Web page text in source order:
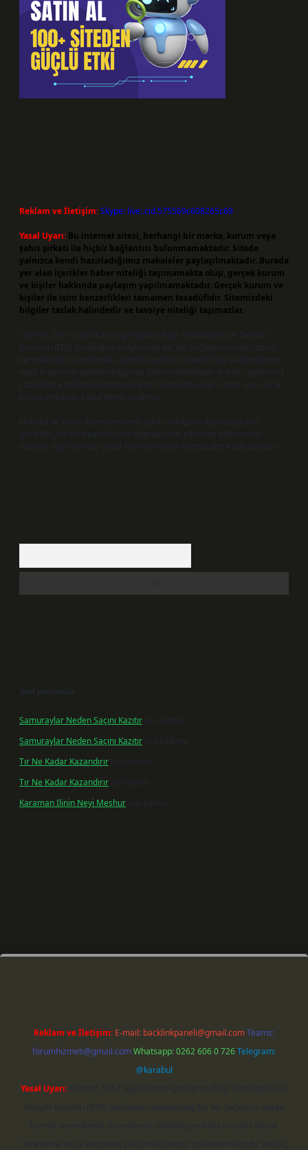
Reklam ve İletişim:Skype: live:.cid.575569c608265c69
Yasal Uyarı: Bu internet sitesi, herhangi bir marka, kurum veya
şahıs şirketi ile hiçbir bağlantısı bulunmamaktadır. Sitede
yalnızca kendi hazırladığımız makaleler paylaşılmaktadır. Burada
yer alan içerikler haber niteliği taşımamakta olup, gerçek kurum
ve kişiler hakkında paylaşım yapılmamaktadır. Gerçek kurum ve
kişiler ile isim benzerlikleri tamamen tesadüfidir. Sitemizdeki
bilgiler taslak halindedir ve tavsiye niteliği taşımazlar.
Sitemiz, 5651 Sayılı Kanun gereğince Bilgi Teknolojileri ve İletişim
Kurumu (BTK) tarafından onaylanmış bir Yer Sağlayıcı olarak hizmet
vermektedir. Bu nedenle, sitedeki içerikleri proaktif olarak denetleme
veya araştırma yükümlülüğümüz bulunmamaktadır. Ancak, üyelerimiz
yazdıkları içeriklerin sorumluluğunu taşımakta olup, siteye üye olarak
bu sorumluluğu kabul etmiş sayılırlar.
Hukuka ve yasal düzenlemelere aykırı olduğunu düşündüğünüz
içerikleri, backlinkpanelicomtr@gmail.com adresine bildirmeniz
halinde, ilgili içerikler yasal süre içerisinde sitemizden kaldırılacaktır.
Son yorumlar
Samuraylar Neden Saçını Kazıtır için
admin
Samuraylar Neden Saçını Kazıtır için
Fadime
Tır Ne Kadar Kazandırır için
admin
Tır Ne Kadar Kazandırır için Sevim
Karaman Ilinin Neyi Meşhur için admin
Reklam ve İletişim: E-mail: backlinkpaneli@gmail.comTeams:
forumhizmeti@gmail.comWhatsapp: 0262 606 0 726Telegram:
@karabul
Yasal Uyarı: